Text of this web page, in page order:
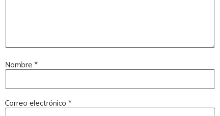
Nombre *
Correo electrónico *